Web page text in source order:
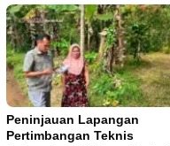
Peninjauan Lapangan
Pertimbangan Teknis